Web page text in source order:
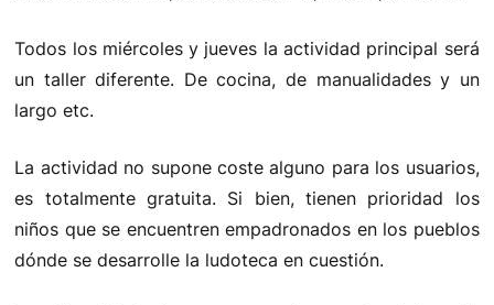
Todos los miércoles y jueves la actividad principal será
un taller diferente. De cocina, de manualidades y un
largo etc.
La actividad no supone coste alguno para los usuarios,
es totalmente gratuita. Si bien, tienen prioridad los
niños que se encuentren empadronados en los pueblos
dónde se desarrolle la ludoteca en cuestión.